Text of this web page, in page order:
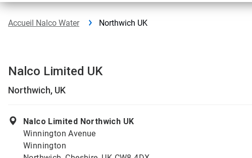
Accueil Nalco Water Northwich UK
Nalco Limited UK
Northwich, UK
Nalco Limited Northwich UK
Winnington Avenue
Winnington